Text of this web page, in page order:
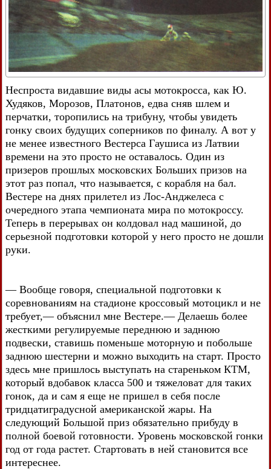
Неспроста видавшие виды асы мотокросса, как Ю.
Худяков, Морозов, Платонов, едва сняв шлем и
перчатки, торопились на трибуну, чтобы увидеть
гонку своих будущих соперников по финалу. А вот у
не менее известного Вестерса Гаушиса из Латвии
времени на это просто не оставалось. Один из
призеров прошлых московских Больших призов на
этот раз попал, что называется, с корабля на бал.
Вестере на днях прилетел из Лос-Анджелеса с
очередного этапа чемпионата мира по мотокроссу.
Теперь в перерывах он колдовал над машиной, до
серьезной подготовки которой у него просто не дошли
руки.
— Вообще говоря, специальной подготовки к
соревнованиям на стадионе кроссовый мотоцикл и не
требует,— объяснил мне Вестере.— Делаешь более
жесткими регулируемые переднюю и заднюю
подвески, ставишь поменьше моторную и побольше
заднюю шестерни и можно выходить на старт. Просто
здесь мне пришлось выступать на стареньком КТМ,
который вдобавок класса 500 и тяжеловат для таких
гонок, да и сам я еще не пришел в себя после
тридцатиградусной американской жары. На
следующий Большой приз обязательно прибуду в
полной боевой готовности. Уровень московской гонки
год от года растет. Стартовать в ней становится все
интереснее.